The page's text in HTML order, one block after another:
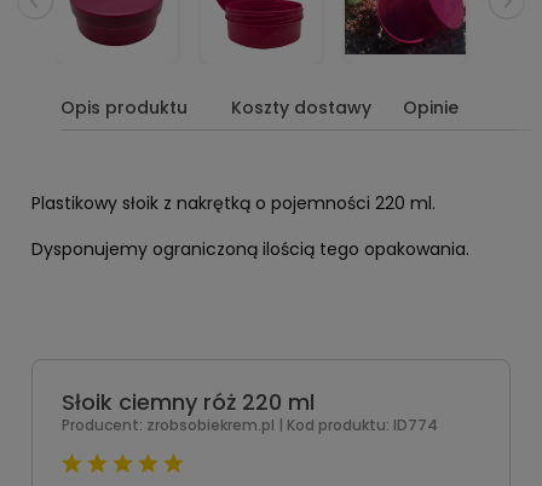
Opis produktu Koszty dostawy Opinie
Plastikowy słoik z nakrętką o pojemności 220 ml.
Dysponujemy ograniczoną ilością tego opakowania.
Słoik ciemny róż 220 ml
Producent: zrobsobiekrem.pl | Kod produktu: ID774